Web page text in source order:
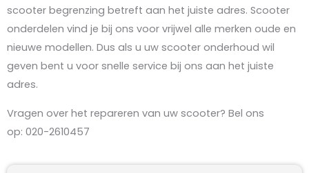
scooter begrenzing betreft aan het juiste adres. Scooter
onderdelen vind je bij ons voor vrijwel alle merken oude en
nieuwe modellen. Dus als u uw scooter onderhoud wil
geven bent u voor snelle service bij ons aan het juiste
adres.
Vragen over het repareren van uw scooter? Bel ons
op: 020-2610457